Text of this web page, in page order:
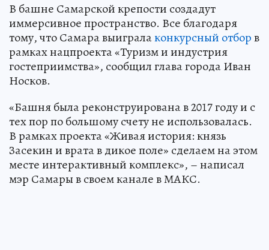
В башне Самарской крепости создадут
иммерсивное пространство. Все благодаря
тому, что Самара выигралаконкурсный отборв
рамках нацпроекта «Туризм и индустрия
гостеприимства», сообщил глава города Иван
Носков.
«Башня была реконструирована в 2017 году и с
тех пор по большому счету не использовалась.
В рамках проекта «Живая история: князь
Засекин и врата в дикое поле» сделаем на этом
месте интерактивный комплекс», – написал
мэр Самары в своем канале в МАКС.